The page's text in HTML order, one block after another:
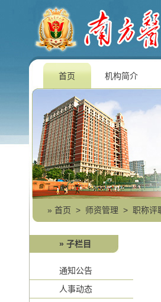
首页 机构简介
» 首页 > 师资管理 > 职称评
» 子栏目
通知公告
人事动态